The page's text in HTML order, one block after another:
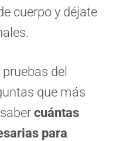
cuerpo y déjate
del
que más
cuántas
para